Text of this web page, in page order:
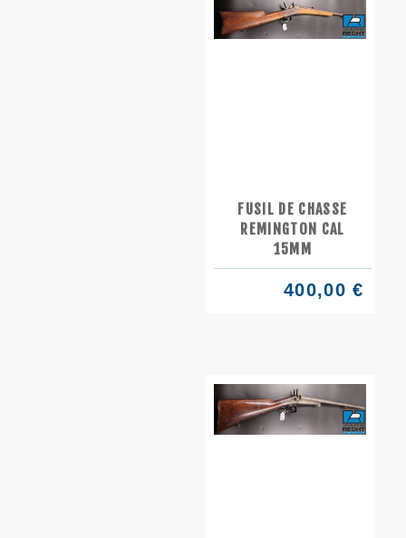
FUSIL DE CHASSE
REMINGTON CAL
15MM
400,00 €